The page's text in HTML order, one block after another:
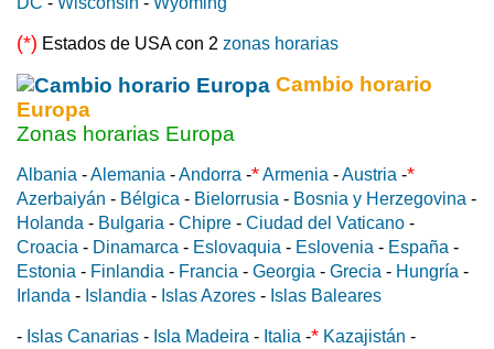
(*) Estados de USA con 2 zonas horarias
Cambio horario
Europa
Zonas horarias Europa
Albania -Alemania -Andorra -*Armenia -Austria -*
Azerbaiyán - Bélgica - Bielorrusia - Bosnia y Herzegovina -
Holanda - Bulgaria - Chipre - Ciudad del Vaticano -
Croacia - Dinamarca - Eslovaquia - Eslovenia - España -
Estonia - Finlandia - Francia - Georgia - Grecia - Hungría -
Irlanda - Islandia - Islas Azores - Islas Baleares
- Islas Canarias - Isla Madeira - Italia -* Kazajistán -